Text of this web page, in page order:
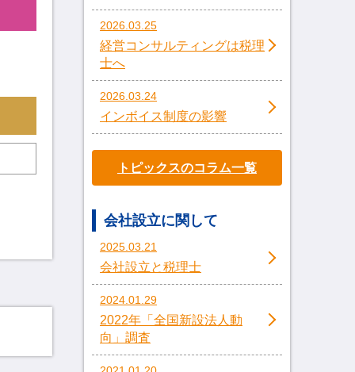
2026.03.25
経営コンサルティングは税理
士へ
2026.03.24
インボイス制度の影響
トピックスのコラム一覧
会社設立に関して
2025.03.21
会社設立と税理士
2024.01.29
2022年「全国新設法人動
向」調査